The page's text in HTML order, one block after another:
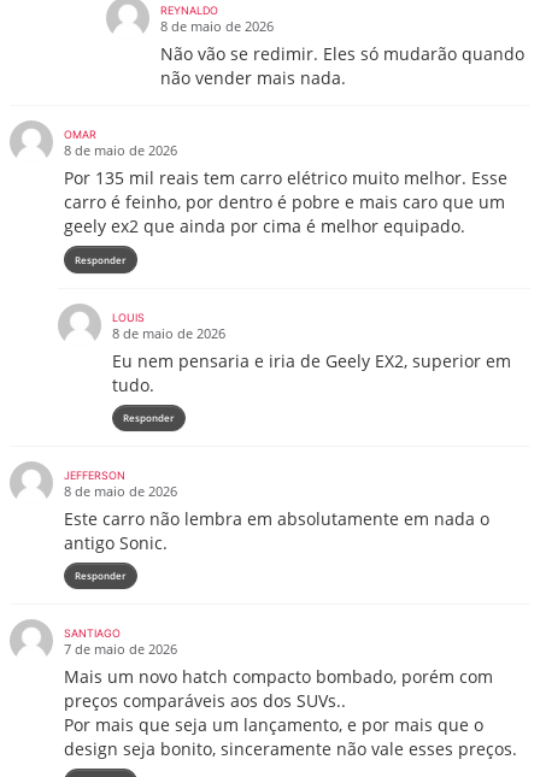
REYNALDO
8 de maio de 2026
Não vão se redimir. Eles só mudarão quando
não vender mais nada.
OMAR
8 de maio de 2026
Por 135 mil reais tem carro elétrico muito melhor. Esse
carro é feinho, por dentro é pobre e mais caro que um
geely ex2 que ainda por cima é melhor equipado.
Responder
LOUIS
8 de maio de 2026
Eu nem pensaria e iria de Geely EX2, superior em
tudo.
Responder
JEFFERSON
8 de maio de 2026
Este carro não lembra em absolutamente em nada o
antigo Sonic.
Responder
SANTIAGO
7 de maio de 2026
Mais um novo hatch compacto bombado, porém com
preços comparáveis aos dos SUVs..
Por mais que seja um lançamento, e por mais que o
design seja bonito, sinceramente não vale esses preços.